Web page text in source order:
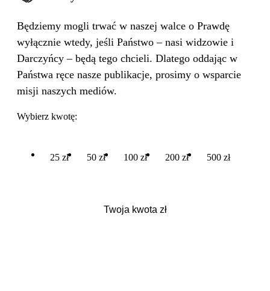
Będziemy mogli trwać w naszej walce o Prawdę
wyłącznie wtedy, jeśli Państwo – nasi widzowie i
Darczyńcy – będą tego chcieli. Dlatego oddając w
Państwa ręce nasze publikacje, prosimy o wsparcie
misji naszych mediów.
Wybierz kwotę:
25 zł 50 zł 100 zł 200 zł 500 zł